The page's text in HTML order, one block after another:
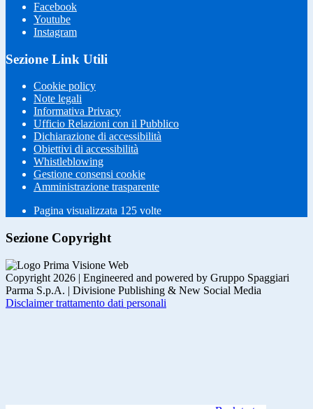
Facebook
Youtube
Instagram
Sezione Link Utili
Cookie policy
Note legali
Informativa Privacy
Ufficio Relazioni con il Pubblico
Dichiarazione di accessibilità
Obiettivi di accessibilità
Whistleblowing
Gestione consensi cookie
Amministrazione trasparente
Pagina visualizzata 125 volte
Sezione Copyright
Copyright 2026 | Engineered and powered by Gruppo Spaggiari
Parma S.p.A. | Divisione Publishing & New Social Media
Disclaimer trattamento dati personali